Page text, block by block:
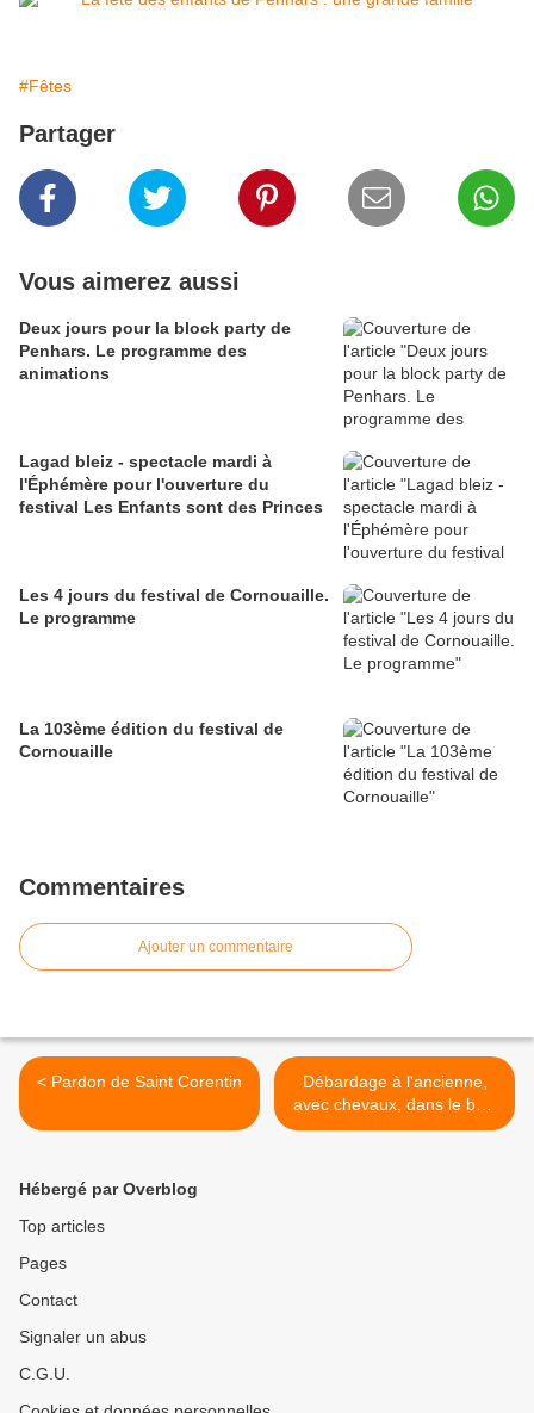
#Fêtes
Partager
Vous aimerez aussi
Deux jours pour la block party de
Penhars. Le programme des
animations
Lagad bleiz - spectacle mardi à
l'Éphémère pour l'ouverture du
festival Les Enfants sont des Princes
Les 4 jours du festival de Cornouaille.
Le programme
La 103ème édition du festival de
Cornouaille
Commentaires
Ajouter un commentaire
< Pardon de Saint Corentin
Débardage à l'ancienne,
avec chevaux, dans le bois
de Kermoysan >
Hébergé par Overblog
Top articles
Pages
Contact
Signaler un abus
C.G.U.